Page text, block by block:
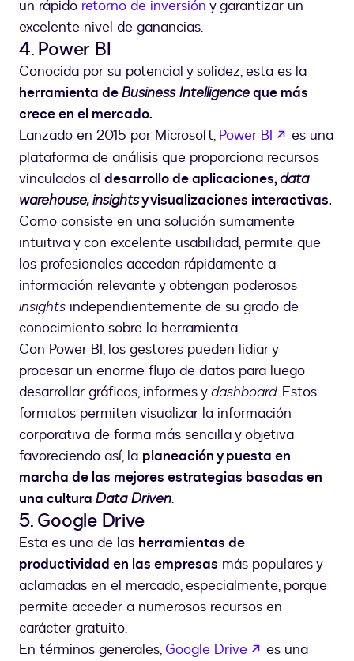
un rápido retorno de inversión y garantizar un
excelente nivel de ganancias.
4. Power BI
Conocida por su potencial y solidez, esta es la
herramienta deBusiness Intelligenceque más
crece en el mercado.
Lanzado en 2015 por Microsoft, Power BI abre em
es una
plataforma de análisis que proporciona recursos
vinculados al desarrollo de aplicaciones,data
warehouse, insightsy visualizaciones interactivas.
Como consiste en una solución sumamente
intuitiva y con excelente usabilidad, permite que
los profesionales accedan rápidamente a
información relevante y obtengan poderosos
insights independientemente de su grado de
conocimiento sobre la herramienta.
Con Power BI, los gestores pueden lidiar y
procesar un enorme flujo de datos para luego
desarrollar gráficos, informes ydashboard. Estos
formatos permiten visualizar la información
corporativa de forma más sencilla y objetiva
favoreciendo así, la planeación y puesta en
marcha de las mejores estrategias basadas en
una cultura Data Driven.
5. Google Drive
Esta es una de las herramientas de
productividad en las empresas más populares y
aclamadas en el mercado, especialmente, porque
permite acceder a numerosos recursos en
carácter gratuito.
En términos generales, Google Drive abre em uma
es una